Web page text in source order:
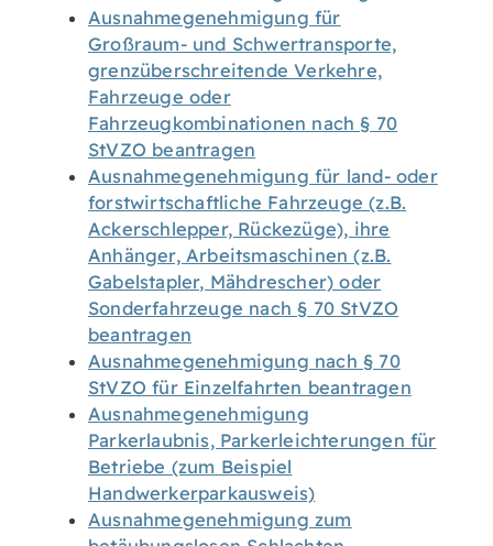
Ausnahmegenehmigung für
Großraum- und Schwertransporte,
grenzüberschreitende Verkehre,
Fahrzeuge oder
Fahrzeugkombinationen nach § 70
StVZO beantragen
Ausnahmegenehmigung für land- oder
forstwirtschaftliche Fahrzeuge (z.B.
Ackerschlepper, Rückezüge), ihre
Anhänger, Arbeitsmaschinen (z.B.
Gabelstapler, Mähdrescher) oder
Sonderfahrzeuge nach § 70 StVZO
beantragen
Ausnahmegenehmigung nach § 70
StVZO für Einzelfahrten beantragen
Ausnahmegenehmigung
Parkerlaubnis, Parkerleichterungen für
Betriebe (zum Beispiel
Handwerkerparkausweis)
Ausnahmegenehmigung zum